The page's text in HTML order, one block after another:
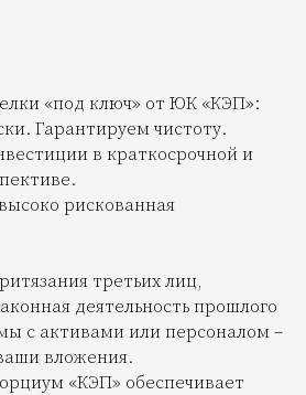
«под ключ» от ЮК «КЭП»:
Гарантируем чистоту.
в краткосрочной и
рискованная
третьих лиц,
деятельность прошлого
с активами или персоналом –
вложения.
«КЭП» обеспечивает